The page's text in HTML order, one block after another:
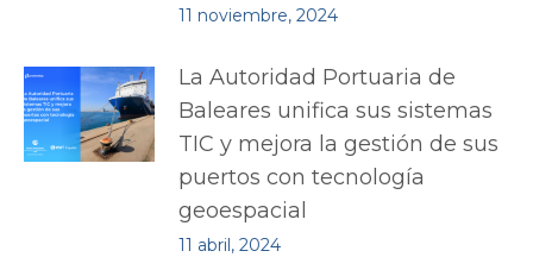
11 noviembre, 2024
La Autoridad Portuaria de
Baleares unifica sus sistemas
TIC y mejora la gestión de sus
puertos con tecnología
geoespacial
11 abril, 2024